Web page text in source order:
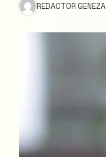
REDACTOR GENEZA